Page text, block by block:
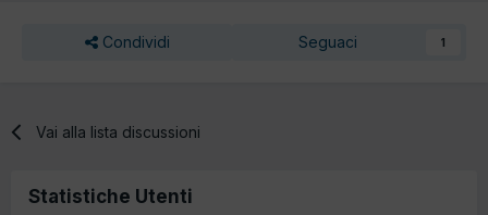
Condividi Seguaci 1
Vai alla lista discussioni
Statistiche Utenti